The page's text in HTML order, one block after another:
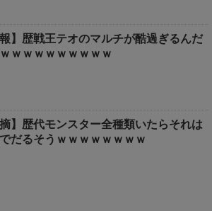
報】歴戦王テオのマルチが酷過ぎるんだ
ｗｗｗｗｗｗｗｗｗ
摘】歴代モンスター全種類いたらそれは
だるそうｗｗｗｗｗｗｗｗ